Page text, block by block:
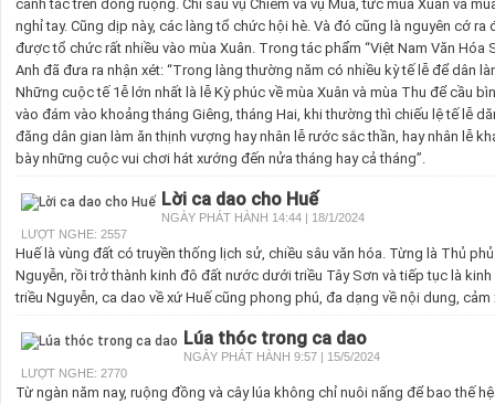
canh tác trên đồng ruộng. Chỉ sau vụ Chiêm và vụ Mùa, tức mùa Xuân và
nghỉ tay. Cũng dịp này, các làng tổ chức hội hè. Và đó cũng là nguyên cớ
được tổ chức rất nhiều vào mùa Xuân. Trong tác phẩm “Việt Nam Văn Hóa
Anh đã đưa ra nhận xét: “Trong làng thường năm có nhiều kỳ tế lễ để dân
Những cuộc tế 1ễ lớn nhất là lễ Kỳ phúc về mùa Xuân và mùa Thu để cầu
vào đám vào khoảng tháng Giêng, tháng Hai, khi thường thì chiếu lệ tế lễ
đăng dân gian làm ăn thịnh vượng hay nhân lễ rước sắc thần, hay nhân lễ
bày những cuộc vui chơi hát xướng đến nửa tháng hay cả tháng”.
Lời ca dao cho Huế
NGÀY PHÁT HÀNH 14:44 | 18/1/2024
LƯỢT NGHE: 2557
Huế là vùng đất có truyền thống lịch sử, chiều sâu văn hóa. Từng là Thủ
Nguyễn, rồi trở thành kinh đô đất nước dưới triều Tây Sơn và tiếp tục là
triều Nguyễn, ca dao về xứ Huế cũng phong phú, đa dạng về nội dung, cảm
Lúa thóc trong ca dao
NGÀY PHÁT HÀNH 9:57 | 15/5/2024
LƯỢT NGHE: 2770
Từ ngàn năm nay, ruộng đồng và cây lúa không chỉ nuôi nấng để bao thế